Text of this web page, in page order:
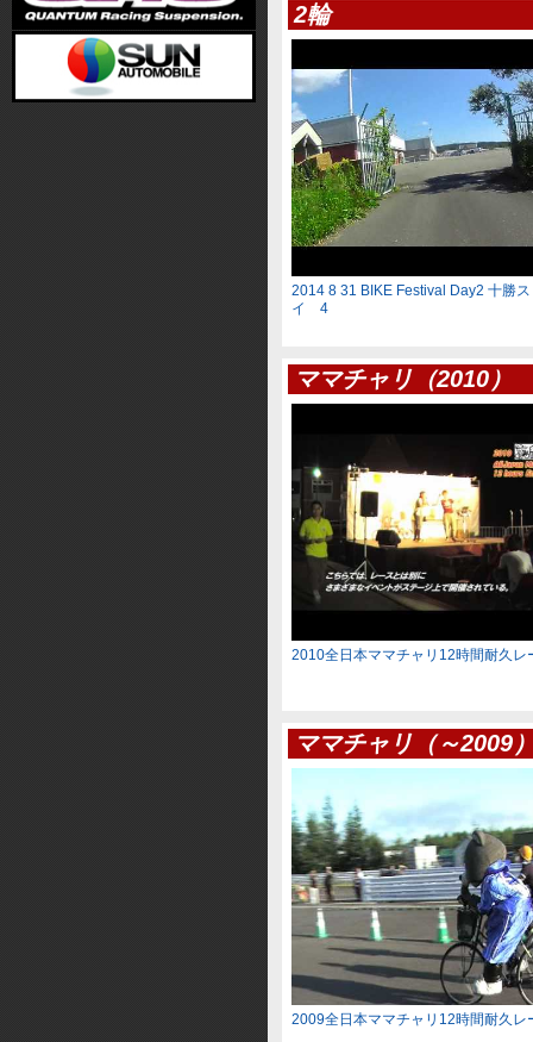
2輪
2014 8 31 BIKE Festival Day2 十勝
イ 4
ママチャリ（2010）
2010全日本ママチャリ12時間耐久レ
ママチャリ（～2009
2009全日本ママチャリ12時間耐久レ